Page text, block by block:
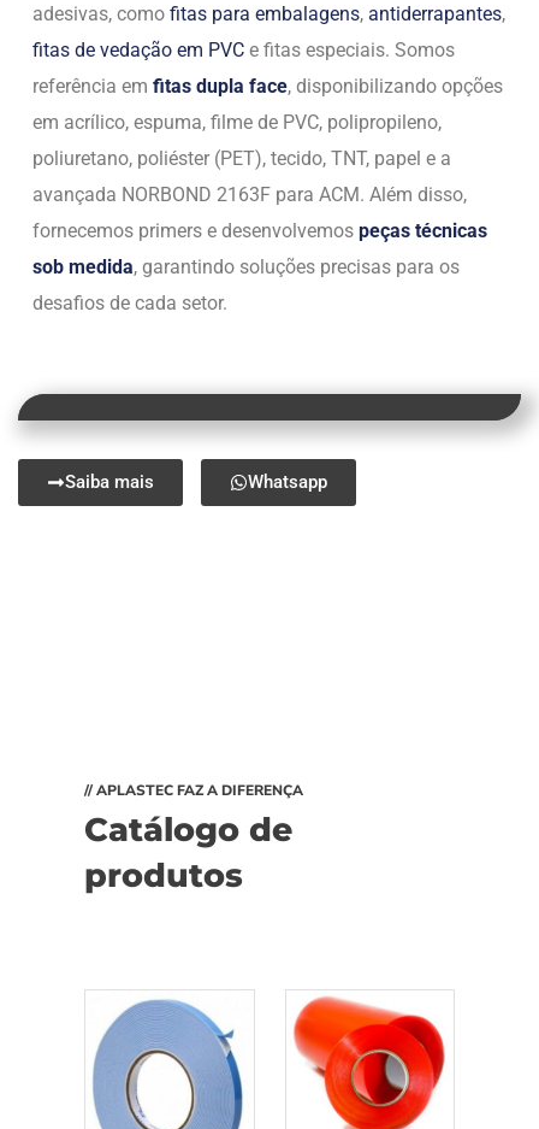
adesivas, como fitas para embalagens, antiderrapantes,
fitas de vedação em PVC e fitas especiais. Somos
referência em fitas dupla face, disponibilizando opções
em acrílico, espuma, filme de PVC, polipropileno,
poliuretano, poliéster (PET), tecido, TNT, papel e a
avançada NORBOND 2163F para ACM. Além disso,
fornecemos primers e desenvolvemos peças técnicas
sob medida, garantindo soluções precisas para os
desafios de cada setor.
Saiba mais Whatsapp
// APLASTEC FAZ A DIFERENÇA
Catálogo de
produtos